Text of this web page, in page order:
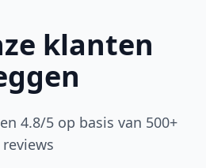
klanten
4.8/5 op basis van 500+
reviews